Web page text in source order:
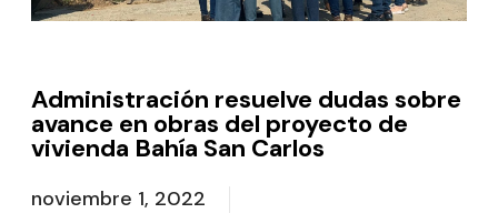
Administración resuelve dudas sobre
avance en obras del proyecto de
vivienda Bahía San Carlos
noviembre 1, 2022